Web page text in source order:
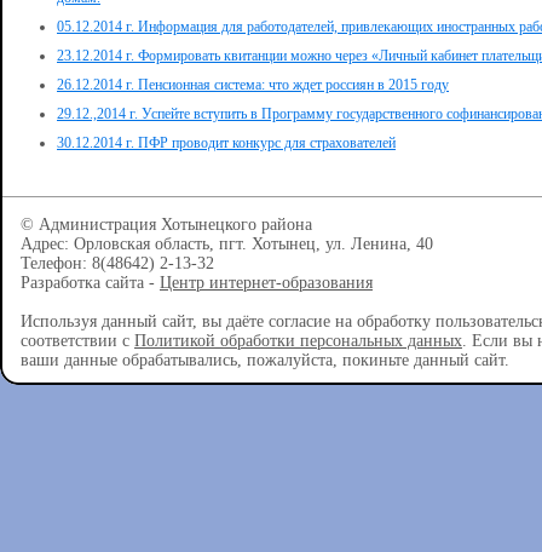
05.12.2014 г. Информация для работодателей, привлекающих иностранных
23.12.2014 г. Формировать квитанции можно через «Личный кабинет
26.12.2014 г. Пенсионная система: что ждет россиян в 2015 году
29.12.,2014 г. Успейте вступить в Программу государственного
30.12.2014 г. ПФР проводит конкурс для страхователей
© Администрация Хотынецкого района
Адрес: Орловская область, пгт. Хотынец, ул. Ленина, 40
Телефон: 8(48642) 2-13-32
Разработка сайта - Центр интернет-образования
Используя данный сайт, вы даёте согласие на обработку
соответствии с Политикой обработки персональных данных. Если вы
ваши данные обрабатывались, пожалуйста, покиньте данный сайт.